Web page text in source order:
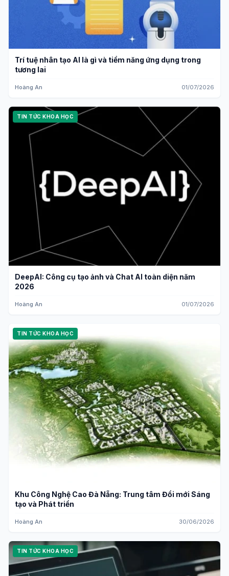
Trí tuệ nhân tạo AI là gì và tiềm năng ứng dụng trong
tương lai
Hoàng An 01/07/2026
TIN TỨC KHOA HỌC
DeepAI: Công cụ tạo ảnh và Chat AI toàn diện năm
2026
Hoàng An 01/07/2026
TIN TỨC KHOA HỌC
Khu Công Nghệ Cao Đà Nẵng: Trung tâm Đổi mới Sáng
tạo và Phát triển
Hoàng An 30/06/2026
TIN TỨC KHOA HỌC